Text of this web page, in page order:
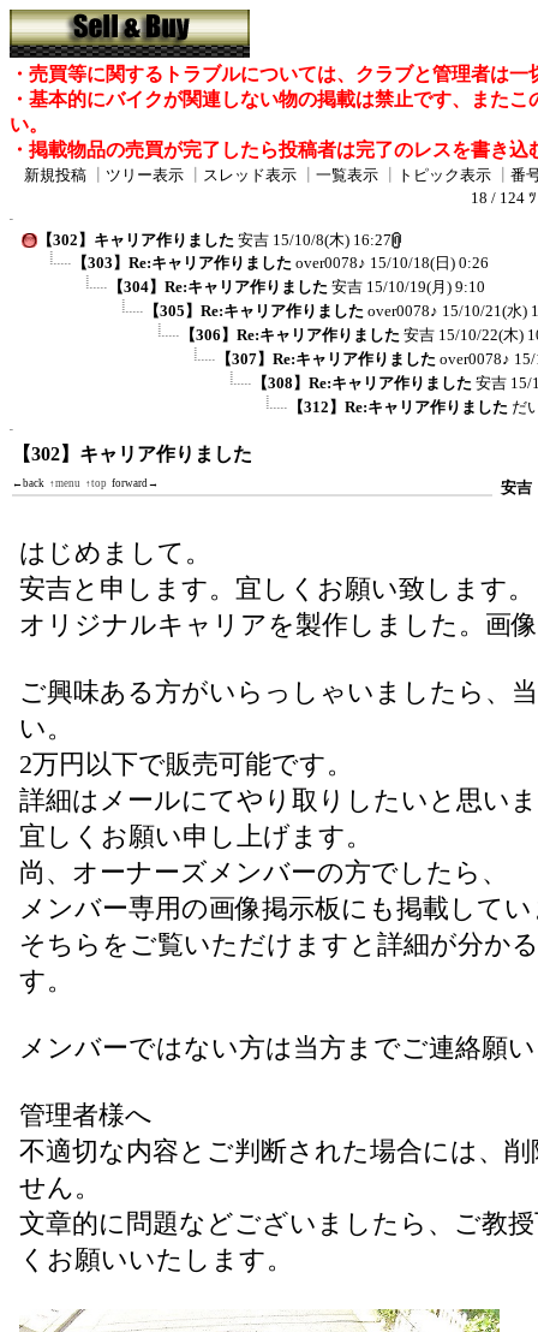
・売買等に関するトラブルについては、クラブと管理者は
・基本的にバイクが関連しない物の掲載は禁止です、また
い。
・掲載物品の売買が完了したら投稿者は完了のレスを書き
新規投稿 ツリー表示 スレッド表示 一覧表示 トピック表示
番
18 / 124
【302】キャリア作りました 安吉 15/10/8(木) 16:27
【303】Re:キャリア作りました over0078♪ 15/10/18(日) 0:26
【304】Re:キャリア作りました 安吉 15/10/19(月) 9:10
【305】Re:キャリア作りました over0078♪ 15/10/21(水)
【306】Re:キャリア作りました 安吉 15/10/22(木)
【307】Re:キャリア作りました over0078♪
【308】Re:キャリア作りました 安吉 15/
【312】Re:キャリア作りました だ
【302】キャリア作りました
←back ↑menu ↑top forward→ 安吉
はじめまして。
安吉と申します。宜しくお願い致します。
オリジナルキャリアを製作しました。画
ご興味ある方がいらっしゃいましたら、
い。
2万円以下で販売可能です。
詳細はメールにてやり取りしたいと思い
宜しくお願い申し上げます。
尚、オーナーズメンバーの方でしたら、
メンバー専用の画像掲示板にも掲載して
そちらをご覧いただけますと詳細が分か
す。
メンバーではない方は当方までご連絡願
管理者様へ
不適切な内容とご判断された場合には、
せん。
文章的に問題などございましたら、ご教
くお願いいたします。